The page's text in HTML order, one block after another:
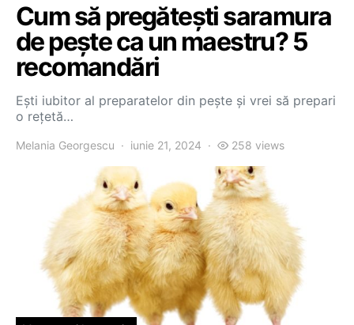
Cum să pregătești saramura
de pește ca un maestru? 5
recomandări
Ești iubitor al preparatelor din pește și vrei să prepari
o rețetă…
Melania Georgescu iunie 21, 2024 258 views